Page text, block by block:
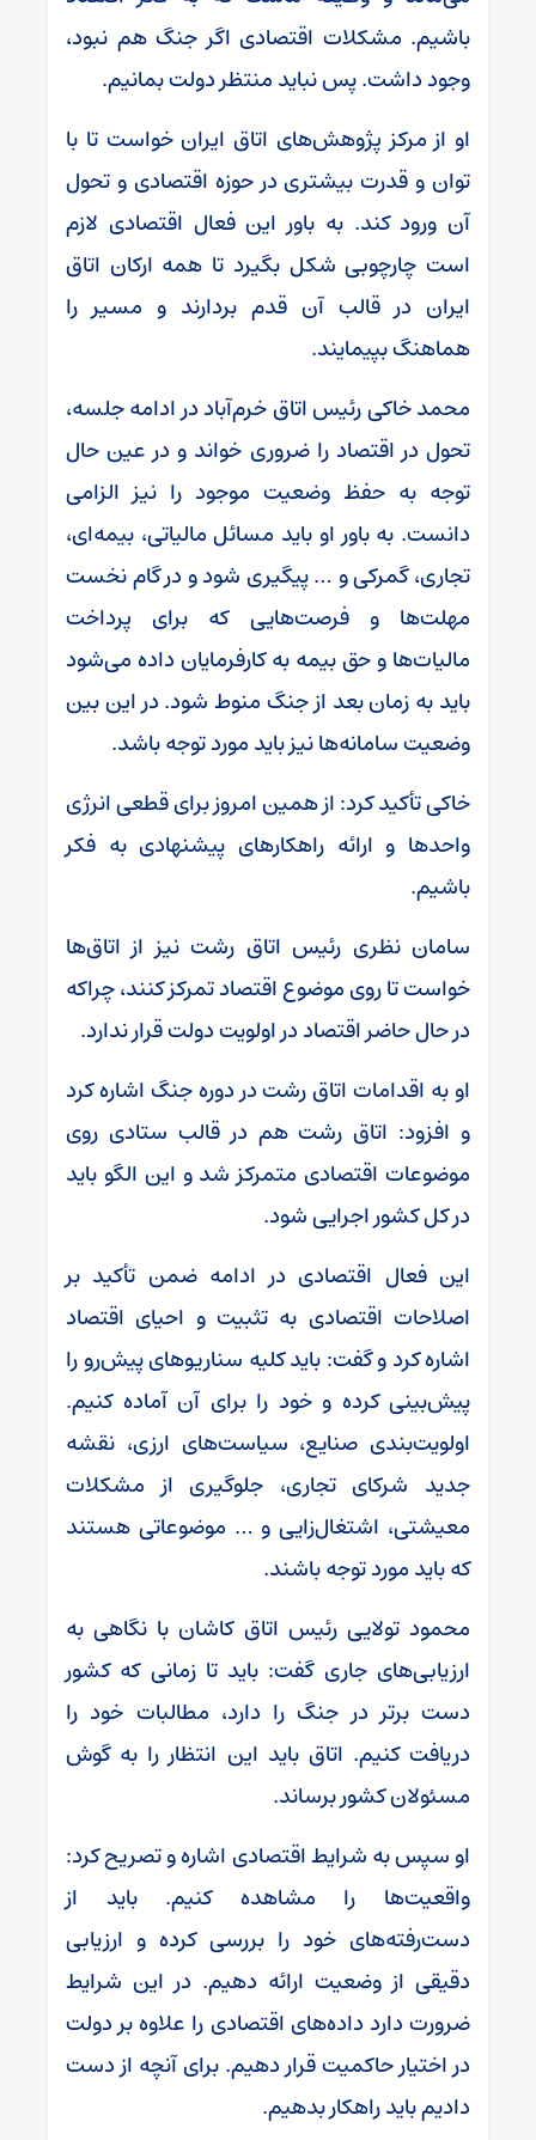
باشیم. مشکلات اقتصادی اگر جنگ هم نبود،
وجود داشت. پس نباید منتظر دولت بمانیم.
او از مرکز پژوهش‌های اتاق ایران خواست تا با
توان و قدرت بیشتری در حوزه اقتصادی و تحول
آن ورود کند. به باور این فعال اقتصادی لازم
است چارچوبی شکل بگیرد تا همه ارکان اتاق
ایران در قالب آن قدم بردارند و مسیر را
هماهنگ بپیمایند.
محمد خاکی رئیس اتاق خرم‌آباد در ادامه جلسه،
تحول در اقتصاد را ضروری خواند و در عین حال
توجه به حفظ وضعیت موجود را نیز الزامی
دانست. به باور او باید مسائل مالیاتی، بیمه‌ای،
تجاری، گمرکی و … پیگیری شود و در گام نخست
مهلت‌ها و فرصت‌هایی که برای پرداخت
مالیات‌ها و حق بیمه به کارفرمایان داده می‌شود
باید به زمان بعد از جنگ منوط شود. در این بین
وضعیت سامانه‌ها نیز باید مورد توجه باشد.
خاکی تأکید کرد: از همین امروز برای قطعی انرژی
واحد‌ها و ارائه راهکار‌های پیشنهادی به فکر
باشیم.
سامان نظری رئیس اتاق رشت نیز از اتاق‌ها
خواست تا روی موضوع اقتصاد تمرکز کنند، چراکه
در حال حاضر اقتصاد در اولویت دولت قرار ندارد.
او به اقدامات اتاق رشت در دوره جنگ اشاره کرد
و افزود: اتاق رشت هم در قالب ستادی روی
موضوعات اقتصادی متمرکز شد و این الگو باید
در کل کشور اجرایی شود.
این فعال اقتصادی در ادامه ضمن تأکید بر
اصلاحات اقتصادی به تثبیت و احیای اقتصاد
اشاره کرد و گفت: باید کلیه سناریو‌های پیش‌رو را
پیش‌بینی کرده و خود را برای آن آماده کنیم.
اولویت‌بندی صنایع، سیاست‌های ارزی، نقشه
جدید شرکای تجاری، جلوگیری از مشکلات
معیشتی، اشتغال‌زایی و … موضوعاتی هستند
که باید مورد توجه باشند.
محمود تولایی رئیس اتاق کاشان با نگاهی به
ارزیابی‌های جاری گفت: باید تا زمانی که کشور
دست برتر در جنگ را دارد، مطالبات خود را
دریافت کنیم. اتاق باید این انتظار را به گوش
مسئولان کشور برساند.
او سپس به شرایط اقتصادی اشاره و تصریح کرد:
واقعیت‌ها را مشاهده کنیم. باید از
دست‌رفته‌های خود را بررسی کرده و ارزیابی
دقیقی از وضعیت ارائه دهیم. در این شرایط
ضرورت دارد داده‌های اقتصادی را علاوه بر دولت
در اختیار حاکمیت قرار دهیم. برای آنچه از دست
دادیم باید راهکار بدهیم.